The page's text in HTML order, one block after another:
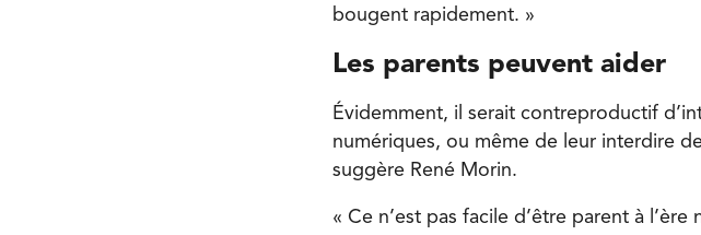
bougent rapidement. »
Les parents peuvent aider
Évidemment, il serait contreproductif
numériques, ou même de leur interdire
suggère René Morin.
« Ce n’est pas facile d’être parent à